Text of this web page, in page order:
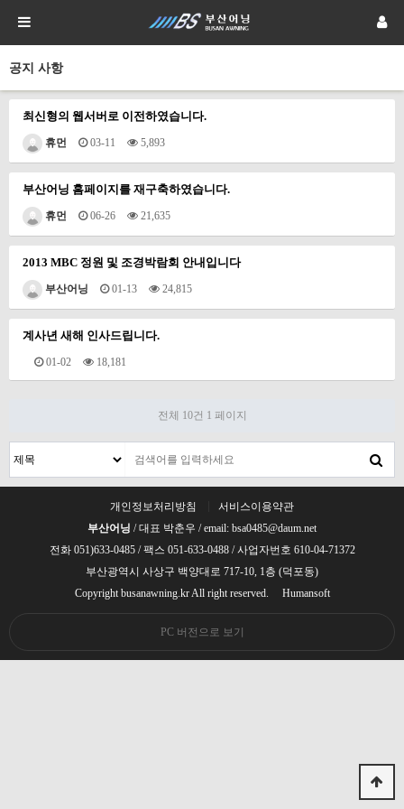
공지 사항
최신형의 웹서버로 이전하였습니다.
휴먼 03-11 5,893
부산어닝 홈페이지를 재구축하였습니다.
휴먼 06-26 21,635
2013 MBC 정원 및 조경박람회 안내입니다
부산어닝 01-13 24,815
계사년 새해 인사드립니다.
01-02 18,181
전체 10건 1 페이지
개인정보처리방침
서비스이용약관
부산어닝 / 대표 박춘우 / email: bsa0485@daum.net
전화 051)633-0485 / 팩스 051-633-0488 / 사업자번호 610-04-71372
부산광역시 사상구 백양대로 717-10, 1층 (덕포동)
Copyright busanawning.kr All right reserved. Humansoft
PC 버전으로 보기